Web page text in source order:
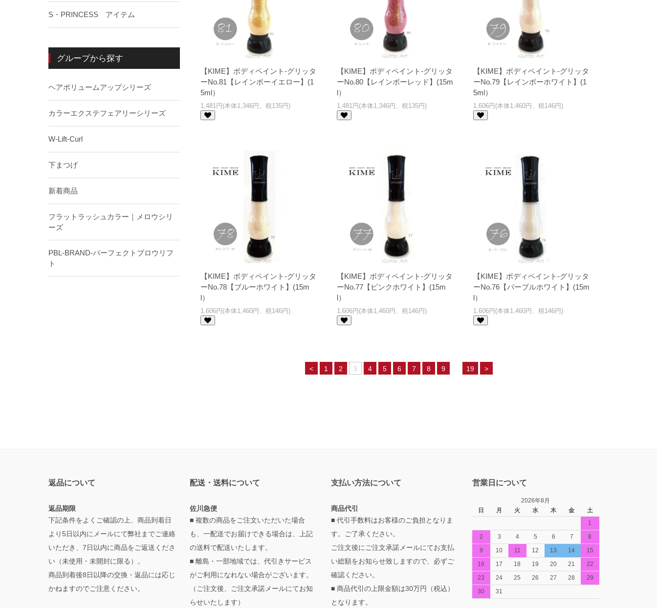
【KIME】ボディペイント-グリッタ
ーNo.81【レインボーイエロー】(1
5ml）
1,481円(本体1,346円、税135円)
【KIME】ボディペイント-グリッタ
ーNo.80【レインボーレッド】(15m
l）
1,481円(本体1,346円、税135円)
【KIME】ボディペイント-グリッタ
ーNo.79【レインボーホワイト】(1
5ml）
1,606円(本体1,460円、税146円)
【KIME】ボディペイント-グリッタ
ーNo.78【ブルーホワイト】(15m
l）
1,606円(本体1,460円、税146円)
【KIME】ボディペイント-グリッタ
ーNo.77【ピンクホワイト】(15m
l）
1,606円(本体1,460円、税146円)
【KIME】ボディペイント-グリッタ
ーNo.76【パープルホワイト】(15m
l）
1,606円(本体1,460円、税146円)
< 1 2 3 4 5 6 7 8 9 19 >
S・PRINCESS アイテム
グループから探す
ヘアボリュームアップシリーズ
カラーエクステフェアリーシリーズ
W-Lift-Curl
下まつげ
新着商品
フラットラッシュカラー｜メロウシリ
ーズ
PBL-BRAND-パーフェクトブロウリフ
ト
返品について
返品期限
下記条件をよくご確認の上、商品到着日
より5日以内にメールにて弊社までご連絡
いただき、7日以内に商品をご返送くださ
い（未使用・未開封に限る）。
商品到着後8日以降の交換・返品には応じ
かねますのでご注意ください。
配送・送料について
佐川急便
■ 複数の商品をご注文いただいた場合
も、一配送でお届けできる場合は、上記
の送料で配送いたします。
■ 離島・一部地域では、代引きサービス
がご利用になれない場合がございます。
（ご注文後、ご注文承諾メールにてお知
らせいたします）
支払い方法について
商品代引
■ 代引手数料はお客様のご負担となりま
す。ご了承ください。
ご注文後にご注文承諾メールにてお支払
い総額をお知らせ致しますので、必ずご
確認ください。
■ 商品代引の上限金額は30万円（税込）
となります。
営業日について
2026年8月
日
月 火 水 木 金
土
1
2
3 4 5 6 7
8
9
10 11 12 13 14
15
16
17 18 19 20 21
22
23
24 25 26 27 28
29
30
31